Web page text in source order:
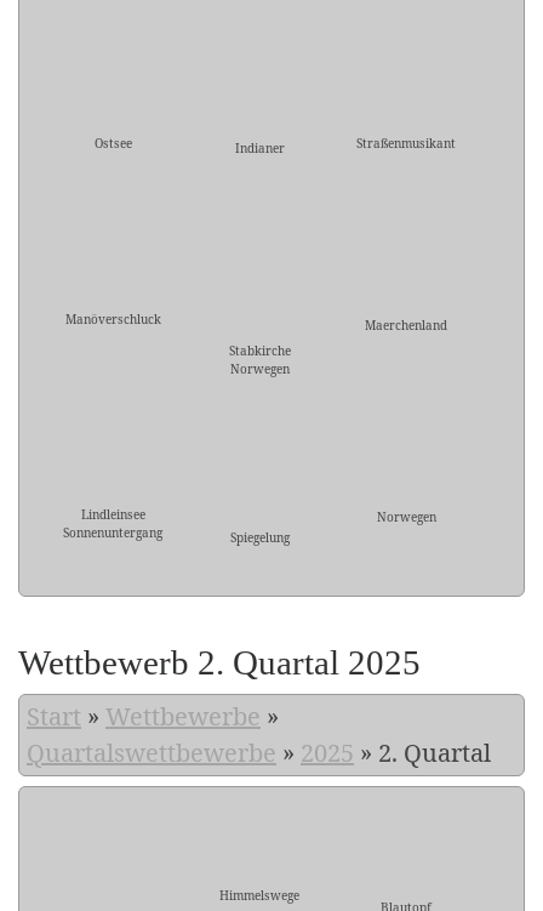
Ostsee Indianer Straßenmusikant
Manöverschluck
Stabkirche
Norwegen
Maerchenland
Lindleinsee
Sonnenuntergang
Spiegelung
Norwegen
Wettbewerb 2. Quartal 2025
Start » Wettbewerbe »
Quartalswettbewerbe » 2025 » 2. Quartal
Himmelswege
Blautopf